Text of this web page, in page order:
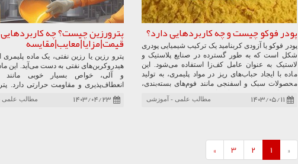
به بهبود کیفیت و دوام محصولات
پودر فوکو چیست و چه کاربردهایی دارد؟
پودر فوکو یا آزودی کربنامید یک ترکیب شیمیایی پودری
شکل است که به طور گسترده در صنایع پلاستیک و
لاستیک به عنوان عامل کف‌زا استفاده می‌شود. این
ماده با ایجاد حباب‌های ریز در مواد پلیمری، به تولید
محصولات سبک و اسفنجی مانند فوم‌های بسته‌بندی،
۱۴۰۳/۰۵/۱۱ مطالب علمی - آموزشی
پترورزین چیست؟ چه
قیمت|مزایا|معایب|مقایسه
پترو رزین یا رزین نفتی، یک ماده
هیدروکربن‌های نفتی به دست می‌آید. این
و آلی، خواص بسیار خوبی مانند
انعطاف‌پذیری و مقاومت حرارتی دارد.
صنایع مختلفی مانند تولید چسب، رنگ،
لاستیک کاربرد گسترده‌ای دارد. از جمله
۱۴۰۳/۰۴/۲۳ مطالب علمی
«
1
2
3
»